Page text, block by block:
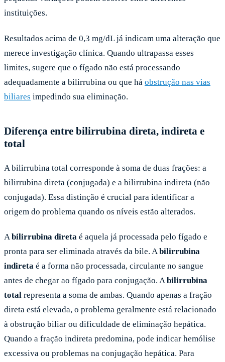
instituições.
Resultados acima de 0,3 mg/dL já indicam uma alteração que
merece investigação clínica. Quando ultrapassa esses
limites, sugere que o fígado não está processando
adequadamente a bilirrubina ou que há obstrução nas vias
biliares impedindo sua eliminação.
Diferença entre bilirrubina direta, indireta e
total
A bilirrubina total corresponde à soma de duas frações: a
bilirrubina direta (conjugada) e a bilirrubina indireta (não
conjugada). Essa distinção é crucial para identificar a
origem do problema quando os níveis estão alterados.
A bilirrubina direta é aquela já processada pelo fígado e
pronta para ser eliminada através da bile. A bilirrubina
indireta é a forma não processada, circulante no sangue
antes de chegar ao fígado para conjugação. A bilirrubina
total representa a soma de ambas. Quando apenas a fração
direta está elevada, o problema geralmente está relacionado
à obstrução biliar ou dificuldade de eliminação hepática.
Quando a fração indireta predomina, pode indicar hemólise
excessiva ou problemas na conjugação hepática. Para